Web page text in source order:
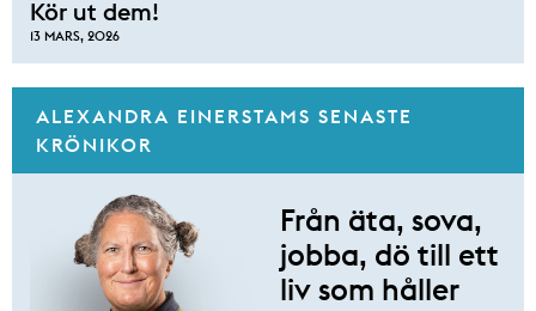
Kör ut dem!
13 MARS, 2026
ALEXANDRA EINERSTAMS SENASTE
KRÖNIKOR
Från äta, sova,
jobba, dö till ett
liv som håller